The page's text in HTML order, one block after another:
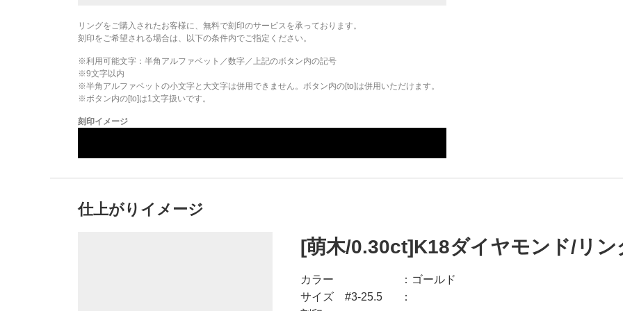
リングをご購入されたお客様に、無料で刻印のサービスを承っております。
刻印をご希望される場合は、以下の条件内でご指定ください。
※利用可能文字： 半角アルファベット／数字／上記のボタン内の記号
※9文字以内
※半角アルファベットの小文字と大文字は併用できません。ボタン内の[to]は併用いただけます。
※ボタン内の[to]は1文字扱いです。
刻印イメージ
仕上がりイメージ
[萌木/0.30ct]K18ダイヤモンド/リン
カラー
ゴールド
サイズ #3-25.5